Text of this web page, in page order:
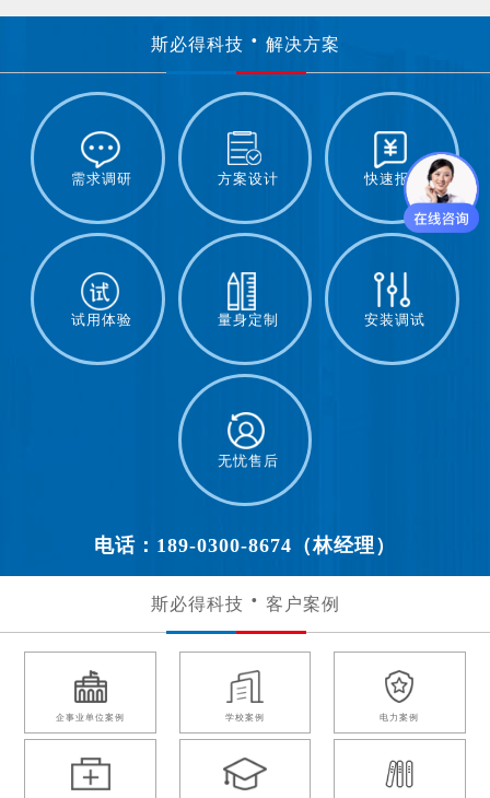
斯必得科技 解决方案
需求调研 方案设计 快速报价
试用体验 量身定制 安装调试
无忧售后
电话：189-0300-8674（林经理）
斯必得科技 客户案例
企事业单位案例 学校案例 电力案例